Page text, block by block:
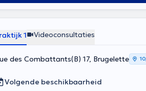
1 Videoconsultaties
Rue des Combattants(B) 17, Brugelette
Volgende beschikbaarheid